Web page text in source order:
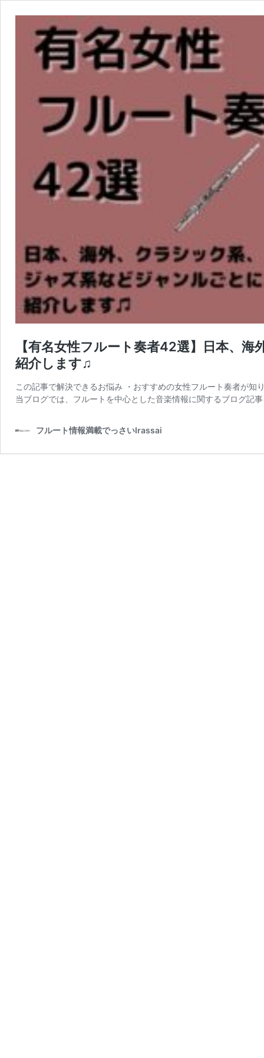
【有名女性フルート奏者42選】日本、
紹介します♫
この記事で解決できるお悩み ・おすすめの女性フルート奏者が
当ブログでは、フルートを中心とした音楽情報に関するブログ記
フルート情報満載でっさいIrassai